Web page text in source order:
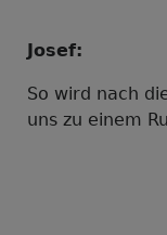
Josef:
So wird nach
uns zu einem